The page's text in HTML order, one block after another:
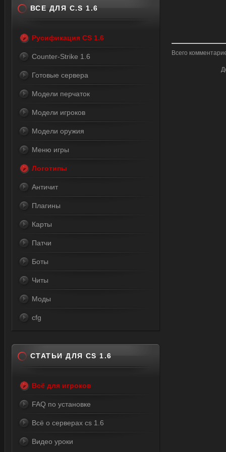
Всего
ВСЕ ДЛЯ C.S 1.6
Русификация CS 1.6
Counter-Strike 1.6
Готовые сервера
Модели перчаток
Модели игроков
Модели оружия
Меню игры
Логотипы
Античит
Плагины
Карты
Патчи
Боты
Читы
Моды
cfg
СТАТЬИ ДЛЯ CS 1.6
Всё для игроков
FAQ по установке
Всё о серверах cs 1.6
Видео уроки